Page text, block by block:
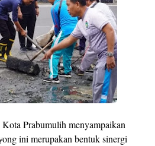
Prabumulih menyampaikan
ini merupakan bentuk sinergi